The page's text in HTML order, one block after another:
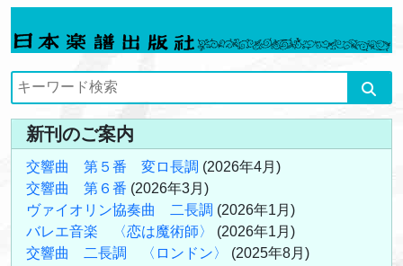
新刊のご案内
交響曲 第５番 変ロ長調 (2026年4月)
交響曲 第６番 (2026年3月)
ヴァイオリン協奏曲 二長調 (2026年1月)
バレエ音楽 〈恋は魔術師〉
(2026年1月)
交響曲 二長調 〈ロンドン〉
(2025年8月)